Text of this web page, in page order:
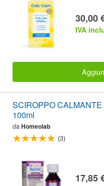
30,00
IVA
SCIROPPO
100ml
da Homeolab
(3)
17,85